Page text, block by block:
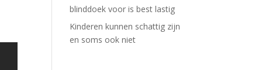
blinddoek voor is best lastig
Kinderen kunnen schattig zijn
en soms ook niet